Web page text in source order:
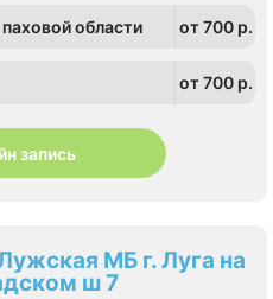
области от 700 p.
от 700 p.
запись
МБ г. Луга на
ш 7